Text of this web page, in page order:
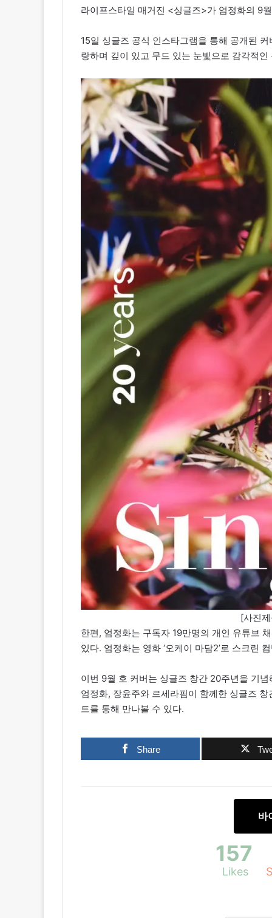
라이프스타일 매거진 <싱글즈>가 엄정화의 9
15일 싱글즈 공식 인스타그램을 통해 공개된
랑하며 깊이 있고 무드 있는 눈빛으로 감각적
[사진
한편, 엄정화는 구독자 19만명의 개인 유튜브
있다. 엄정화는 영화 ‘오케이 마담2’로 스크린
이번 9월 호 커버는 싱글즈 창간 20주년을 기
엄정화, 장윤주와 르세라핌이 함께한 싱글즈
트를 통해 만나볼 수 있다.
Share
바
157
Likes